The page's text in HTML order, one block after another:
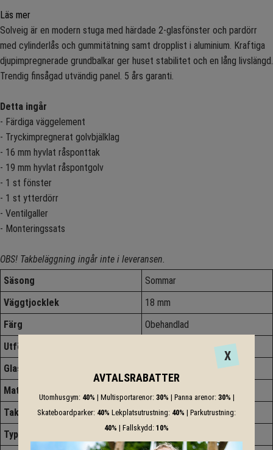
Läs mer
Solveig är en modern stuga med härdade 2-glasfönster och pardörr
med cylinderlås och gummitätning samt dropplist i aluminium. Kraftiga
djupimpregnerade grundbalkar ger huset stabilitet och en lång livslängd.
Trendig finsågad utvändig panel. 5 års garanti.
Detta ingår
- Färdiga väggelement
- Tryckimpregnerat golvbjälklag
- 16 mm hyvlat råsponttak
- 19 mm hyvlat råspontgolv
- 1 st fönster
- 1 st ytterdörr
- Ventilgaller
- Monteringssats
OBS! Takbeläggning ingår inte i leveransen.
Säsong
Sommar
Väggtjocklek
18 mm
Färg
Obehandlad
Utförande
Glas
Material
Takdesign
Pulpettak
Typ
X
AVTALSRABATTER
Utomhusgym: 40% | Multisportarenor: 30% | Panna arenor: 30% |
Skateboardparker: 40% Lekplatsutrustning: 40% | Parkutrustning:
40% | Fallskydd: 10%